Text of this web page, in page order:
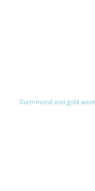
Diammond and gold